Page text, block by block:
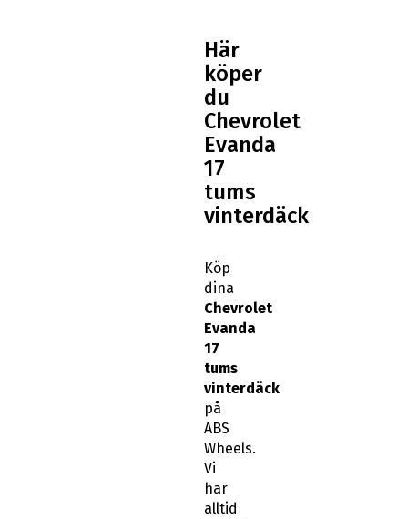
Här
köper
du
Chevrolet
Evanda
17
tums
vinterdäck
Köp
dina
Chevrolet
Evanda
17
tums
vinterdäck
på
ABS
Wheels.
Vi
har
alltid